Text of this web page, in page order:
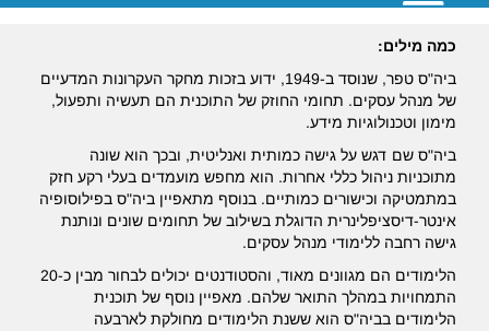
כמה מילים:
ביה"ס טפר, שנוסד ב-1949, ידוע בזכות מחקר העקרונות המדעיים
של מנהל עסקים. תחומי החוזק של התוכנית הם תעשיה ותפעול,
מימון וטכנולוגיות מידע.
ביה"ס שם דגש על גישה כמותית ואנליטית, ובכך הוא שונה
מתוכניות ניהול כללי אחרות. הוא מחפש מועמדים בעלי רקע חזק
במתמטיקה וכישורים כמותיים. בנוסף מתאפיין ביה"ס בפילוסופיה
אינטר-דיסציפלינרית הדוגלת בשילוב של תחומים שונים ונותנת
גישה רחבה ללימודי מנהל עסקים.
הלימודים הם מגוונים מאוד, והסטודנטים יכולים לבחור מבין כ-20
התמחויות במהלך התואר שלהם. מאפיין נוסף של תוכנית
הלימודים בביה"ס הוא ששנת הלימודים מחולקת לארבעה